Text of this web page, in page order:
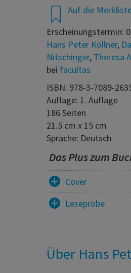
Auf die
Erscheinungstermin:
Hans Peter Köllner,
Nitschinger, Theresa
bei facultas
ISBN: 978-3-7089-
Auflage: 1. Auflage
186 Seiten
21.5 cm x 15 cm
Sprache: Deutsch
Das Plus zum
Cover
Leseprobe
Über Hans